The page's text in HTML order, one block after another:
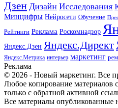
Дзен Дизайн Исследования
Минцифры Нейросети Обучение
Рейтинги Реклама Роскомнадзор
Яндекс.Дзен Яндекс.Директ
Яндекс.Метрика интерьер маркетинг
Реклама
© 2026 - Новый маркетинг. Все
Любое копирование материалов
только с обратной активной
Все материалы опубликованные